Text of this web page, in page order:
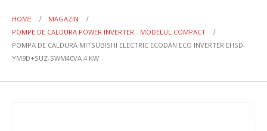
HOME
MAGAZIN
POMPE DE CALDURA POWER INVERTER - MODELUL COMPACT
POMPA DE CALDURA MITSUBISHI ELECTRIC ECODAN ECO INVERTER EHSD-
YM9D+SUZ-SWM40VA 4 KW